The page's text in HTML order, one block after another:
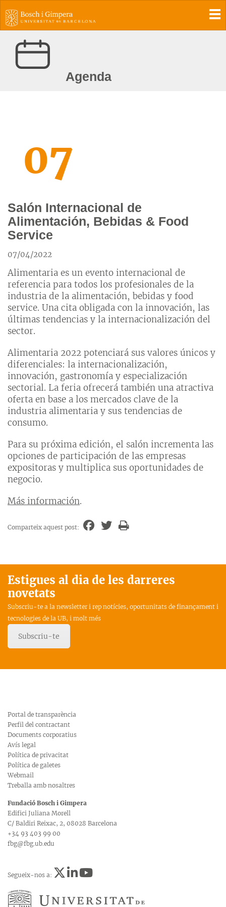
Agenda
07
Salón Internacional de
Alimentación, Bebidas & Food
Service
07/04/2022
Alimentaria es un evento internacional de
referencia para todos los profesionales de la
industria de la alimentación, bebidas y food
service. Una cita obligada con la innovación, las
últimas tendencias y la internacionalización del
sector.
Alimentaria 2022 potenciará sus valores únicos y
diferenciales: la internacionalización,
innovación, gastronomía y especialización
sectorial. La feria ofrecerá también una atractiva
oferta en base a los mercados clave de la
industria alimentaria y sus tendencias de
consumo.
Para su próxima edición, el salón incrementa las
opciones de participación de las empresas
expositoras y multiplica sus oportunidades de
negocio.
Más información.
Comparteix aquest post:
Estigues al dia de les darreres
novetats
Subscriu-te a la newsletter i rep notícies, oportunitats de finançament i
tecnologies de la UB, i molt més
Subscriu-te
Portal de transparència
Perfil del contractant
Documents corporatius
Avís legal
Política de privacitat
Política de galetes
Webmail
Treballa amb nosaltres
Fundació Bosch i Gimpera
Edifici Juliana Morell
C/ Baldiri Reixac, 2, 08028 Barcelona
+34 93 403 99 00
fbg@fbg.ub.edu
Segueix-nos a: